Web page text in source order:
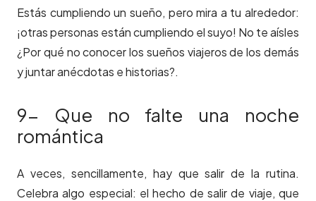
Estás cumpliendo un sueño, pero mira a tu alrededor:
¡otras personas están cumpliendo el suyo! No te aísles
¿Por qué no conocer los sueños viajeros de los demás
y juntar anécdotas e historias?.
9- Que no falte una noche
romántica
A veces, sencillamente, hay que salir de la rutina.
Celebra algo especial: el hecho de salir de viaje, que